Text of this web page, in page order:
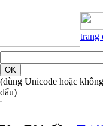
trang
(dùng Unicode hoặc không
dấu)